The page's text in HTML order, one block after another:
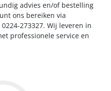
advies en/of bestelling
ons bereiken via
273327. Wij leveren in
professionele service en